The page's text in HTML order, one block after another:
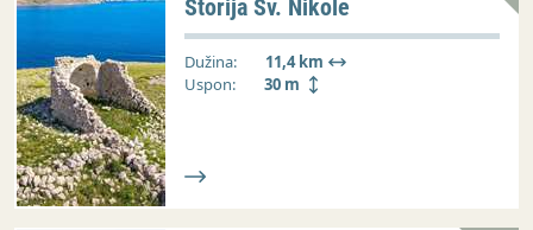
Štorija Sv. Nikole
Dužina:
11,4 km
Uspon:
30 m